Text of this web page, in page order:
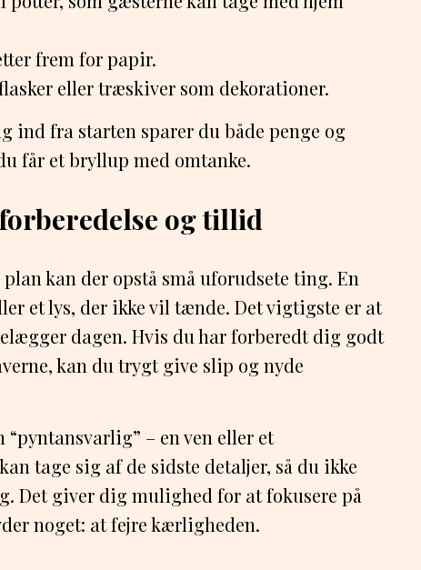
frem for papir.
eller træskiver som dekorationer.
ind fra starten sparer du både penge og
får et bryllup med omtanke.
og tillid
plan kan der opstå små uforudsete ting. En
et lys, der ikke vil tænde. Det vigtigste er at
dagen. Hvis du har forberedt dig godt
kan du trygt give slip og nyde
“pyntansvarlig” – en ven eller et
tage sig af de sidste detaljer, så du ikke
Det giver dig mulighed for at fokusere på
noget: at fejre kærligheden.